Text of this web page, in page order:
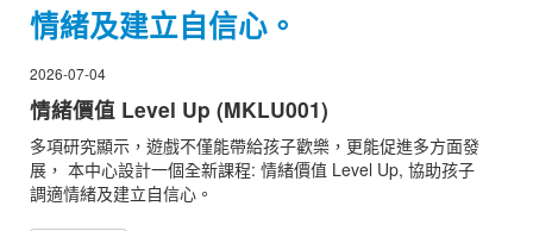
情緒及建立自信心。
2026-07-04
情緒價值 Level Up (MKLU001)
多項研究顯示，遊戲不僅能帶給孩子歡樂，更能促進多方面發
展， 本中心設計一個全新課程: 情緒價值 Level Up, 協助孩子
調適情緒及建立自信心。